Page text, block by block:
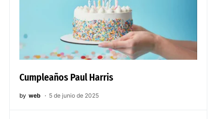
Cumpleaños Paul Harris
by web 5 de junio de 2025